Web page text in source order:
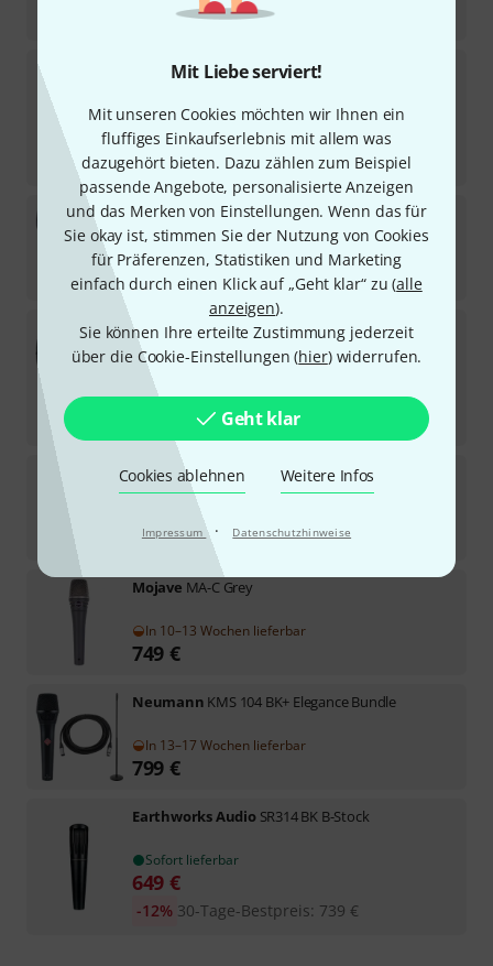
Mit Liebe serviert!
Mit unseren Cookies möchten wir Ihnen ein
fluffiges Einkaufserlebnis mit allem was
dazugehört bieten. Dazu zählen zum Beispiel
passende Angebote, personalisierte Anzeigen
und das Merken von Einstellungen. Wenn das für
Sie okay ist, stimmen Sie der Nutzung von Cookies
für Präferenzen, Statistiken und Marketing
einfach durch einen Klick auf „Geht klar“ zu (alle
anzeigen).
Sie können Ihre erteilte Zustimmung jederzeit
über die Cookie-Einstellungen (hier) widerrufen.
Geht klar
Cookies ablehnen Weitere Infos
Impressum · Datenschutzhinweise
€
Earthworks AudioSR314 SB BK
Sofort lieferbar
777 €
UVP:950,81 €
-18%
NeumannKMS 104 BK Bundle
6
Sofort lieferbar
659€
SennheiserE 965 Bundle
8
Sofort lieferbar
555€
UVP:641,71 €
Ehrlund MicrophonesEHR-H
6
Sofort lieferbar
769€
Mojave MA-C Grey
In 10–13 Wochen lieferbar
749 €
Neumann KMS 104 BK+ Elegance Bundle
In 13–17 Wochen lieferbar
799 €
Earthworks Audio SR314 BK B-Stock
Sofort lieferbar
649 €
30-Tage-Bestpreis: 739 €
-12%